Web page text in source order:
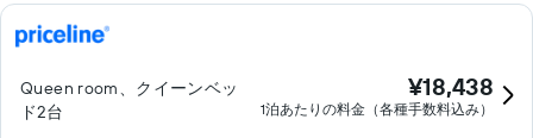
Queen room、クイーンベッ
ド2台
¥18,438
1泊あたりの料金（各種手数料込み）